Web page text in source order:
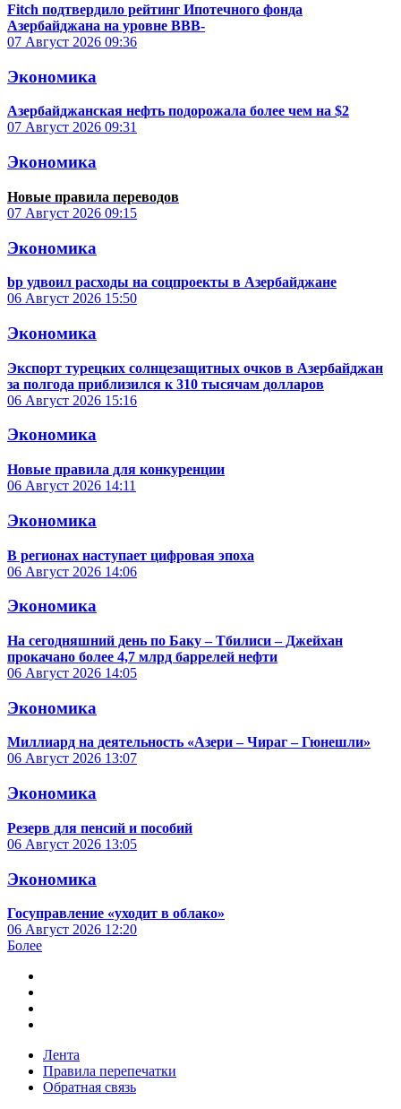
Fitch подтвердило рейтинг Ипотечного фонда
Азербайджана на уровне BBB-
07 Август 2026 09:36
Экономика
Азербайджанская нефть подорожала более чем на $2
07 Август 2026 09:31
Экономика
Новые правила переводов
07 Август 2026 09:15
Экономика
bp удвоил расходы на соцпроекты в Азербайджане
06 Август 2026 15:50
Экономика
Экспорт турецких солнцезащитных очков в Азербайджан
за полгода приблизился к 310 тысячам долларов
06 Август 2026 15:16
Экономика
Новые правила для конкуренции
06 Август 2026 14:11
Экономика
В регионах наступает цифровая эпоха
06 Август 2026 14:06
Экономика
На сегодняшний день по Баку – Тбилиси – Джейхан
прокачано более 4,7 млрд баррелей нефти
06 Август 2026 14:05
Экономика
Миллиард на деятельность «Азери – Чираг – Гюнешли»
06 Август 2026 13:07
Экономика
Резерв для пенсий и пособий
06 Август 2026 13:05
Экономика
Госуправление «уходит в облако»
06 Август 2026 12:20
Более
Лента
Правила перепечатки
Обратная связь